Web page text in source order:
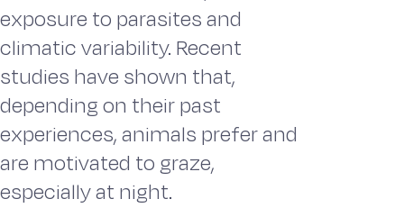
exposure to parasites and
climatic variability. Recent
studies have shown that,
depending on their past
experiences, animals prefer and
are motivated to graze,
especially at night.